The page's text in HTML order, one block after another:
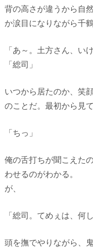
背の高さが違うから自
か涙目になりながら千
「あ～。土方さん、い
「総司」
いつから居たのか、笑
のことだ。最初から見
「ちっ」
俺の舌打ちが聞こえた
わせるのがわかる。
が、
「総司。てめぇは、何
頭を撫でやりながら、